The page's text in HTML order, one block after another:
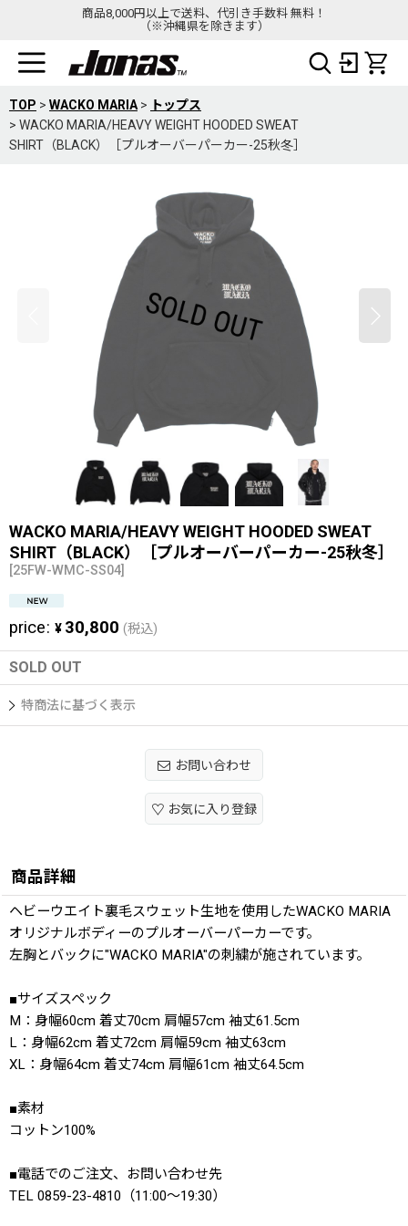
商品8,000円以上で送料、代引き手数料 無料！
（※沖縄県を除きます）
TOP > WACKO MARIA >
トップス
> WACKO MARIA/HEAVY WEIGHT HOODED SWEAT
SHIRT（BLACK）［プルオーバーパーカー-25秋冬］
WACKO MARIA/HEAVY WEIGHT HOODED SWEAT
SHIRT（BLACK）［プルオーバーパーカー-25秋冬］
[25FW-WMC-SS04]
price: ¥ 30,800 (税込)
SOLD OUT
特商法に基づく表示
お問い合わせ
お気に入り登録
商品詳細
ヘビーウエイト裏毛スウェット生地を使用したWACKO MARIA
オリジナルボディーのプルオーバーパーカーです。
左胸とバックに"WACKO MARIA"の刺繍が施されています。
■サイズスペック
M：身幅60cm 着丈70cm 肩幅57cm 袖丈61.5cm
L：身幅62cm 着丈72cm 肩幅59cm 袖丈63cm
XL：身幅64cm 着丈74cm 肩幅61cm 袖丈64.5cm
■素材
コットン100%
■電話でのご注文、お問い合わせ先
TEL 0859-23-4810（11:00〜19:30）